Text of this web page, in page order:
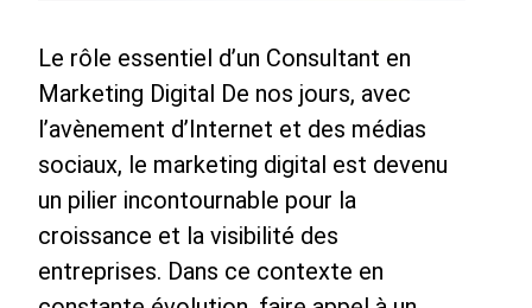
Le rôle essentiel d’un Consultant en
Marketing Digital De nos jours, avec
l’avènement d’Internet et des médias
sociaux, le marketing digital est devenu
un pilier incontournable pour la
croissance et la visibilité des
entreprises. Dans ce contexte en